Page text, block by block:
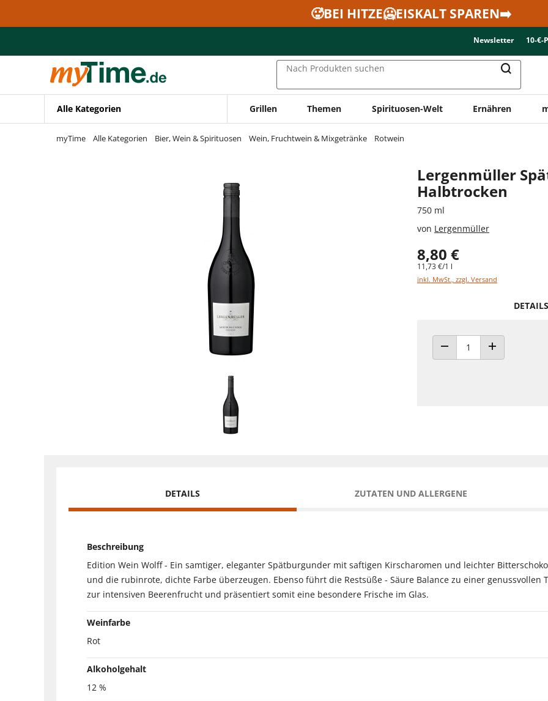
Zur Navigation springen
🥵BEI HITZE🥶EISKALT SPAREN➡️
Newsletter 10-€-
Nach Produkten suchen
Alle Kategorien Grillen Themen Spirituosen-Welt Ernähren
myTime Alle Kategorien Bier, Wein & Spirituosen Wein, Fruchtwein & Mixgetränke Rotwein
Lergenmüller
Halbtrocken
750 ml
von Lergenmüller
8,80 €
11,73 €/1 l
inkl. MwSt., zzgl. Versand
ANZAHL VERRINGERN
ANZAHL
DETAILS ZUTATEN UND ALLERGENE
Beschreibung
Edition Wein Wolff - Ein samtiger, eleganter Spätburgunder mit saftigen Kirscharomen und leichter
und die rubinrote, dichte Farbe überzeugen. Ebenso führt die Restsüße - Säure Balance zu einer genussvollen
zur intensiven Beerenfrucht und präsentiert somit eine besondere Frische im Glas.
Weinfarbe
Rot
Alkoholgehalt
12 %